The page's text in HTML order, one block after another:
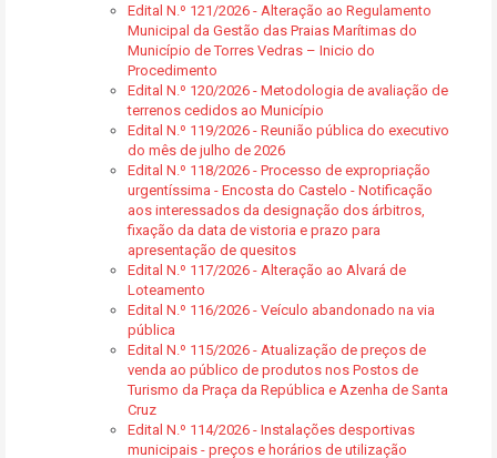
Edital N.º 121/2026 - Alteração ao Regulamento
Municipal da Gestão das Praias Marítimas do
Município de Torres Vedras – Inicio do
Procedimento
Edital N.º 120/2026 - Metodologia de avaliação de
terrenos cedidos ao Município
Edital N.º 119/2026 - Reunião pública do executivo
do mês de julho de 2026
Edital N.º 118/2026 - Processo de expropriação
urgentíssima - Encosta do Castelo - Notificação
aos interessados da designação dos árbitros,
fixação da data de vistoria e prazo para
apresentação de quesitos
Edital N.º 117/2026 - Alteração ao Alvará de
Loteamento
Edital N.º 116/2026 - Veículo abandonado na via
pública
Edital N.º 115/2026 - Atualização de preços de
venda ao público de produtos nos Postos de
Turismo da Praça da República e Azenha de Santa
Cruz
Edital N.º 114/2026 - Instalações desportivas
municipais - preços e horários de utilização